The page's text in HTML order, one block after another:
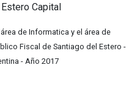
Capital
de Informatica y el área de
Fiscal de Santiago del Estero -
- Año 2017